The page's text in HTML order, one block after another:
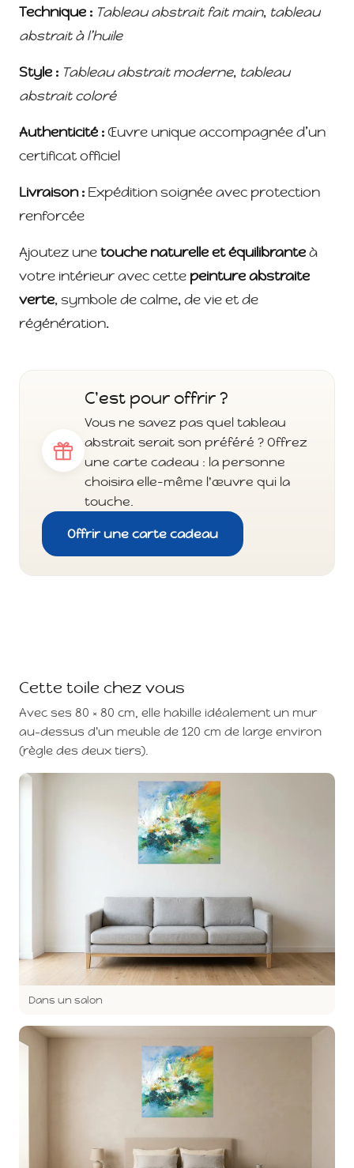
Technique : Tableau abstrait fait main, tableau
abstrait à l’huile
Style : Tableau abstrait moderne, tableau
abstrait coloré
Authenticité :Œuvre unique accompagnée d’un
certificat officiel
Livraison : Expédition soignée avec protection
renforcée
Ajoutez unetouche naturelle et équilibranteà
votre intérieur avec cette peinture abstraite
verte, symbole de calme, de vie et de
régénération.
C'est pour offrir ?
Vous ne savez pas quel tableau
abstrait serait son préféré ? Offrez
une carte cadeau : la personne
choisira elle-même l'œuvre qui la
touche.
Offrir une carte cadeau
Cette toile chez vous
Avec ses 80 × 80 cm, elle habille idéalement un mur
au-dessus d'un meuble de 120 cm de large environ
(règle des deux tiers).
Dans un salon